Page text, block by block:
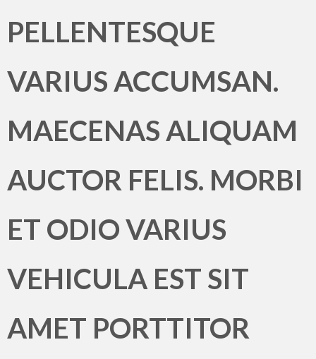
PELLENTESQUE
VARIUS ACCUMSAN.
MAECENAS ALIQUAM
AUCTOR FELIS. MORBI
ET ODIO VARIUS
VEHICULA EST SIT
AMET PORTTITOR